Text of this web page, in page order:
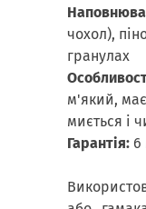
чохол),
гранулах
м'який,
миється і
Гарантія: 6